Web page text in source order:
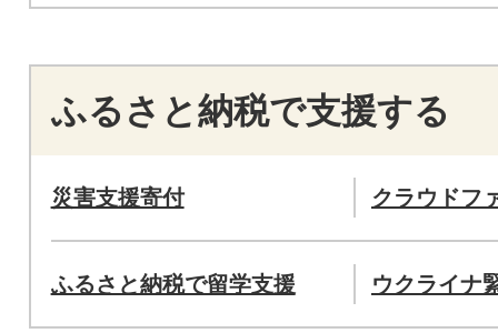
ふるさと納税で支援する
災害支援寄付 クラウドフ
ふるさと納税で留学支援 ウクライナ